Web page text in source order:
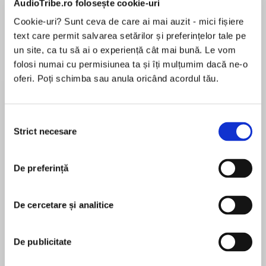
AudioTribe.ro folosește cookie-uri
Cookie-uri? Sunt ceva de care ai mai auzit - mici fișiere
text care permit salvarea setărilor și preferințelor tale pe
un site, ca tu să ai o experiență cât mai bună. Le vom
folosi numai cu permisiunea ta și îți mulțumim dacă ne-o
oferi. Poți schimba sau anula oricând acordul tău.
consimțământului
Strict necesare
De preferință
De cercetare și analitice
De publicitate
Desprecarte
How many women can you fit into one body? A
novel of split personalities.
heroine: one woman, many faces, many
personalities, and more emerging: a crumbling
house, and the rooms of that house (which in
our dreams are aspects of the self). Any more
Sir Edwin Rice has decided to divorce Lady
intolerably. He petitions the Court to set him
pentru această carte
Fay Weldon (1931 – 2023) overcame hard times